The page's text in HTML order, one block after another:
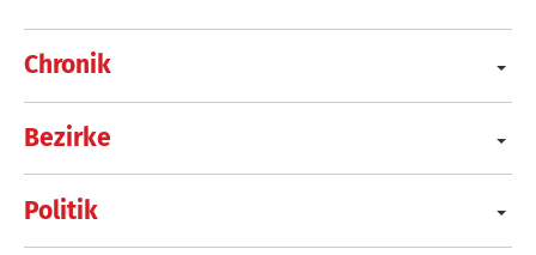
Chronik
Bezirke
Politik